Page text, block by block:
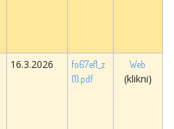
16.3.2026
fo67ef1_z
(1).pdf
Web
(klikni)